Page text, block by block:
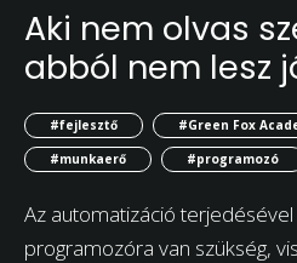
Aki nem olvas
abból nem lesz
#fejlesztő #Green Fox
#munkaerő
#programozó
Az automatizáció
programozóra van szükség,